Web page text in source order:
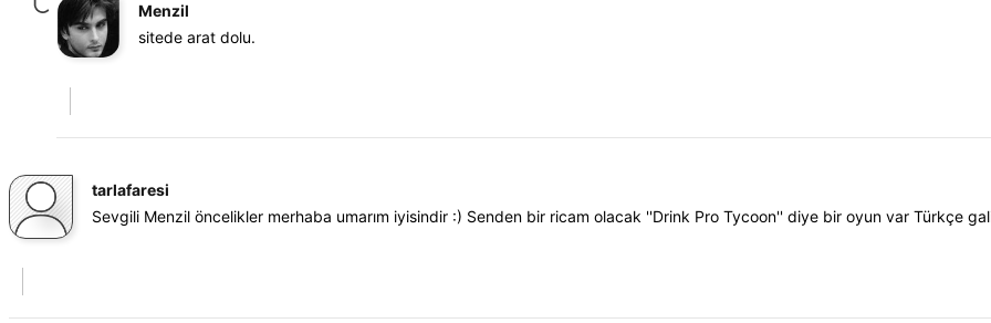
Menzil
sitede arat dolu.
tarlafaresi
Sevgili Menzil öncelikler merhaba umarım iyisindir :) Senden bir ricam olacak ''Drink Pro Tycoon'' diye bir oyun var Türkçe